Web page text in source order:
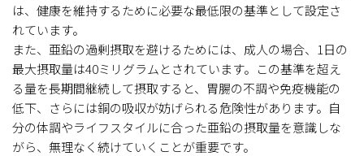
は、健康を維持するために必要な最低限の基準として設定さ
れています。
また、亜鉛の過剰摂取を避けるためには、成人の場合、1日の
最大摂取量は40ミリグラムとされています。この基準を超え
る量を長期間継続して摂取すると、胃腸の不調や免疫機能の
低下、さらには銅の吸収が妨げられる危険性があります。自
分の体調やライフスタイルに合った亜鉛の摂取量を意識しな
がら、無理なく続けていくことが重要です。